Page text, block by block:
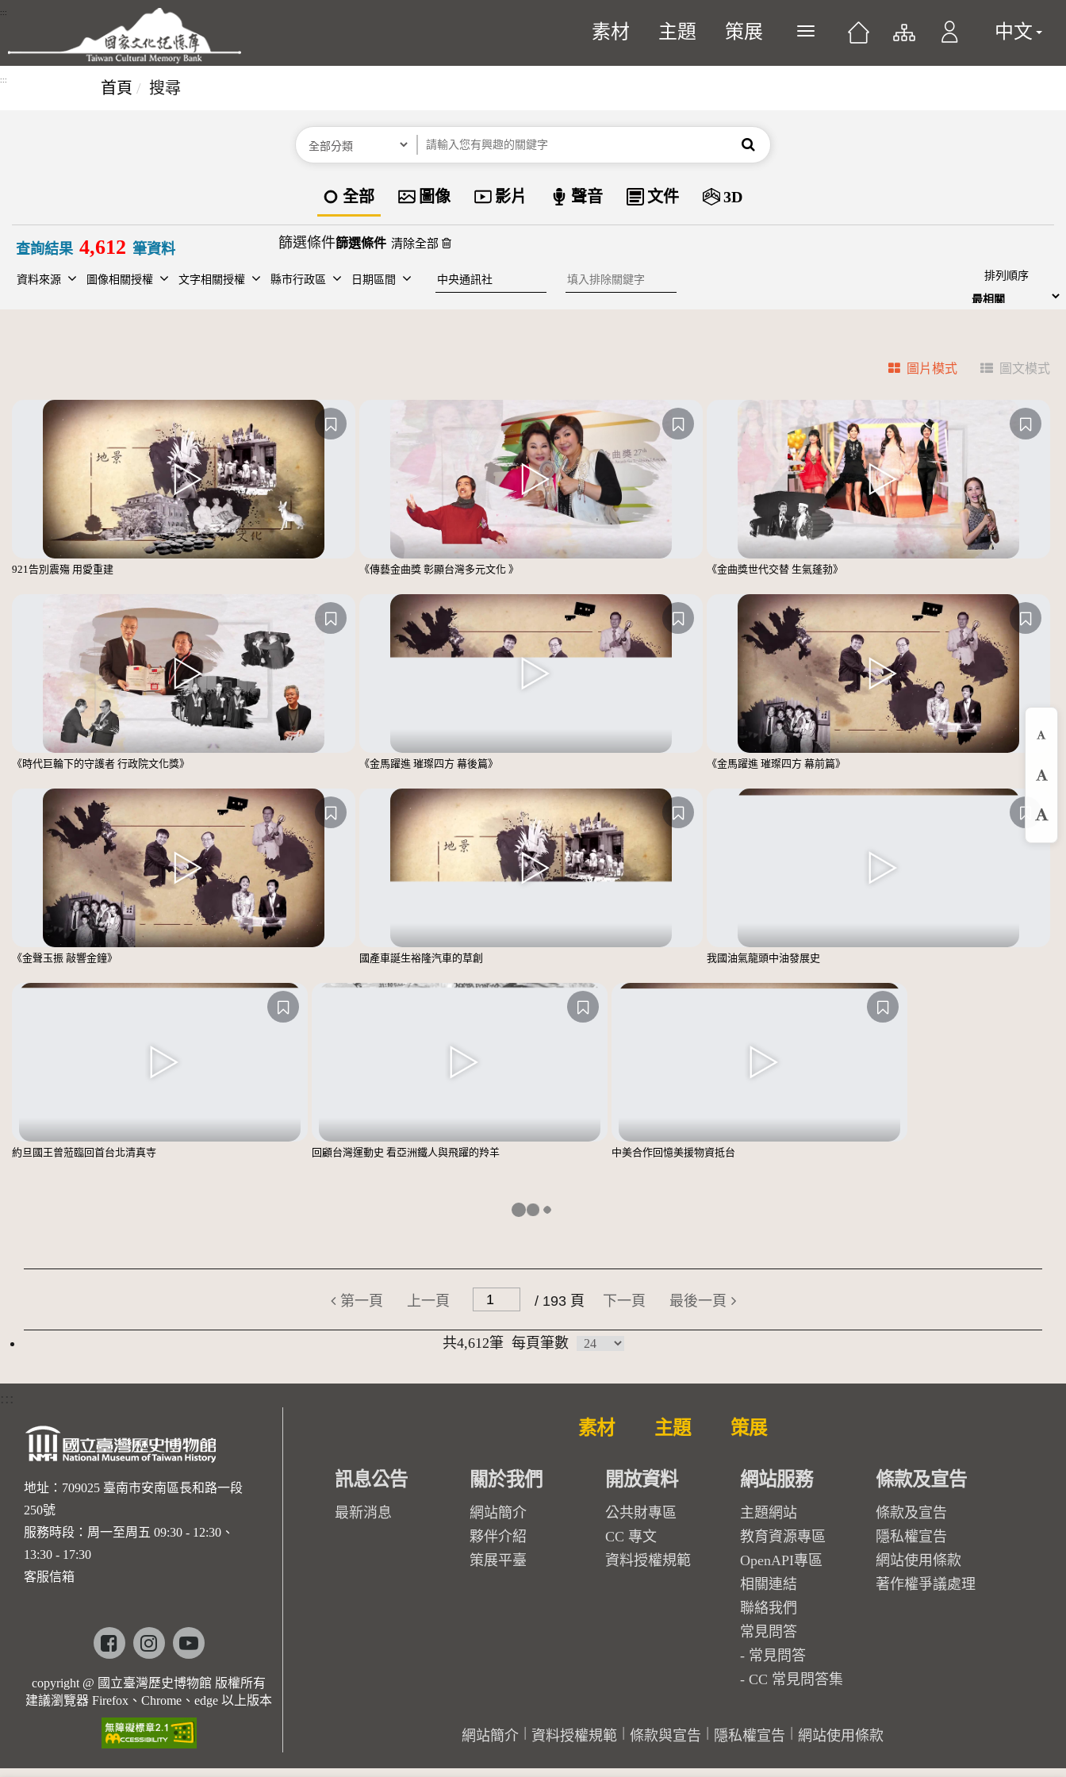
跳到主要內容區塊
:::
素材 主題 策展 展開或關閉主選單 中文
::: 首頁 搜尋
分類 關鍵字 搜尋
資料類型
全部 圖像 影片 聲音 文件 3D
查詢結果 4,612 筆資料 篩選條件 清除全部
資料來源 圖像相關授權 文字相關授權 縣市行政區 日期區間 建檔單位 排除關鍵字 排列順序
圖片模式 圖文模式
921告別震殤 用愛重建 《傳藝金曲獎 彰顯台灣多元文化 》 《金曲獎世代交替 生氣蓬勃》
《時代巨輪下的守護者 行政院文化獎》 《金馬躍進 璀璨四方 幕後篇》 《金馬躍進 璀璨四方 幕前篇》
《金聲玉振 敲響金鐘》 國產車誕生裕隆汽車的草創 我國油氣龍頭中油發展史
約旦國王曾蒞臨回首台北清真寺 回顧台灣運動史 看亞洲鐵人與飛躍的羚羊 中美合作回憶美援物資抵台
第一頁 上一頁 / 193 頁 下一頁 最後一頁
共4,612筆 每頁筆數
放
:::
地址：709025 臺南市安南區長和路一段
250號
服務時段：周一至周五 09:30 - 12:30、
13:30 - 17:30
客服信箱
Facebookinstagramyoutube
copyright @ 國立臺灣歷史博物館 版權所有
建議瀏覽器 Firefox、Chrome、edge 以上版本
素材 主題 策展
訊息公告
最新消息
關於我們
網站簡介
夥伴介紹
策展平臺
開放資料
公共財專區
CC 專文
資料授權規範
網站服務
主題網站
教育資源專區
OpenAPI專區
相關連結
聯絡我們
常見問答
常見問答
CC 常見問答集
條款及宣告
條款及宣告
隱私權宣告
網站使用條款
著作權爭議處理
網站簡介 資料授權規範 條款與宣告 隱私權宣告 網站使用條款